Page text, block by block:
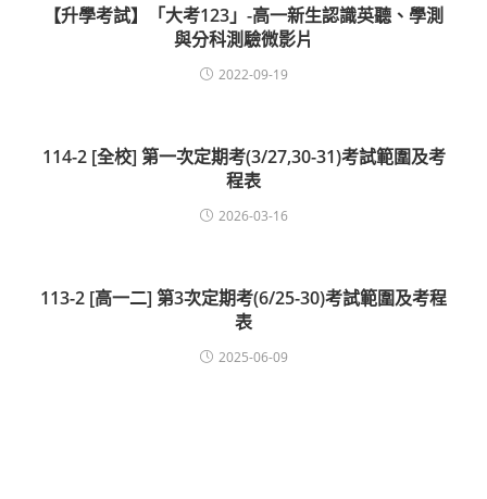
【升學考試】「大考123」-高一新生認識英聽、學測
與分科測驗微影片
2022-09-19
114-2 [全校] 第一次定期考(3/27,30-31)考試範圍及考
程表
2026-03-16
113-2 [高一二] 第3次定期考(6/25-30)考試範圍及考程
表
2025-06-09